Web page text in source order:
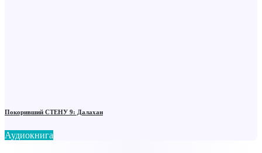
Покоривший СТЕНУ 9: Далахан
Аудиокнига